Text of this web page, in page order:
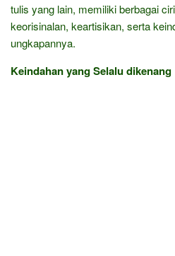
tulis yang lain, memiliki berbagai
keorisinalan, keartisikan, serta
ungkapannya.
Keindahan yang Selalu dikenang